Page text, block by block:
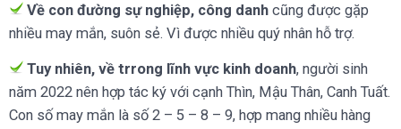
Về con đường sự nghiệp, công danh cũng được gặp
nhiều may mắn, suôn sẻ. Vì được nhiều quý nhân hỗ trợ.
Tuy nhiên, về trrong lĩnh vực kinh doanh, người sinh
năm 2022 nên hợp tác ký với cạnh Thìn, Mậu Thân, Canh Tuất.
Con số may mắn là số 2 – 5 – 8 – 9, hợp mang nhiều hàng